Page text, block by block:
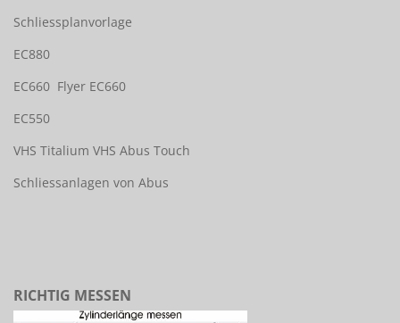
Schliessplanvorlage
EC880
EC660 Flyer EC660
EC550
VHS Titalium VHS Abus Touch
Schliessanlagen von Abus
RICHTIG MESSEN